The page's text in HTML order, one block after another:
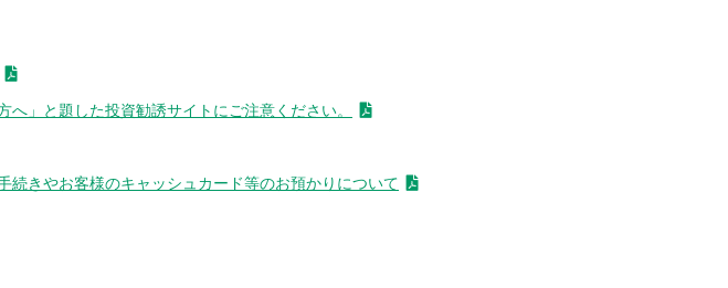
へ」と題した投資勧誘サイトにご注意ください。
きやお客様のキャッシュカード等のお預かりについて